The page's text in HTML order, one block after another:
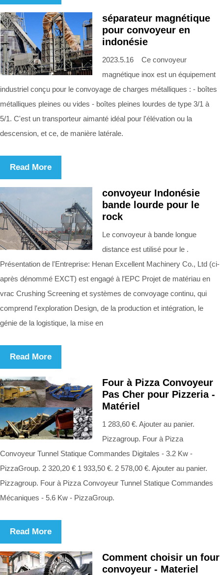
séparateur magnétique
pour convoyeur en
indonésie
2023.5.16 Ce convoyeur
magnétique inox est un équipement
industriel conçu pour le convoyage de charges métalliques : - boîtes
métalliques pleines ou vides - boîtes pleines lourdes de type 3/1 à
5/1. C'est un transporteur aimanté idéal pour l'élévation ou la
descension, et ce, de manière latérale.
Read More
convoyeur Indonésie
bande lourde pour le
rock
Le convoyeur à bande longue
distance est utilisé pour le .
Présentation de l'Entreprise: Henan Excellent Machinery Co., Ltd (ci-
après dénommé EXCT) est engagé à l′EPC Projet de matériau en
vrac Crushing Screening et systèmes de convoyage continu, qui
comprend l′exploration Design, de la production et intégration, le
génie de la logistique, la mise en
Read More
Four à Pizza Convoyeur
Pas Cher pour Pizzeria -
Matériel
1 283,60 €. Ajouter au panier.
Pizzagroup. Four à Pizza
Convoyeur Tunnel Statique Commandes Digitales - 3.2 Kw -
PizzaGroup. 2 320,20 € 1 933,50 €. 2 578,00 €. Ajouter au panier.
Pizzagroup. Four à Pizza Convoyeur Tunnel Statique Commandes
Mécaniques - 5.6 Kw - PizzaGroup.
Read More
Comment choisir un four
convoyeur - Materiel